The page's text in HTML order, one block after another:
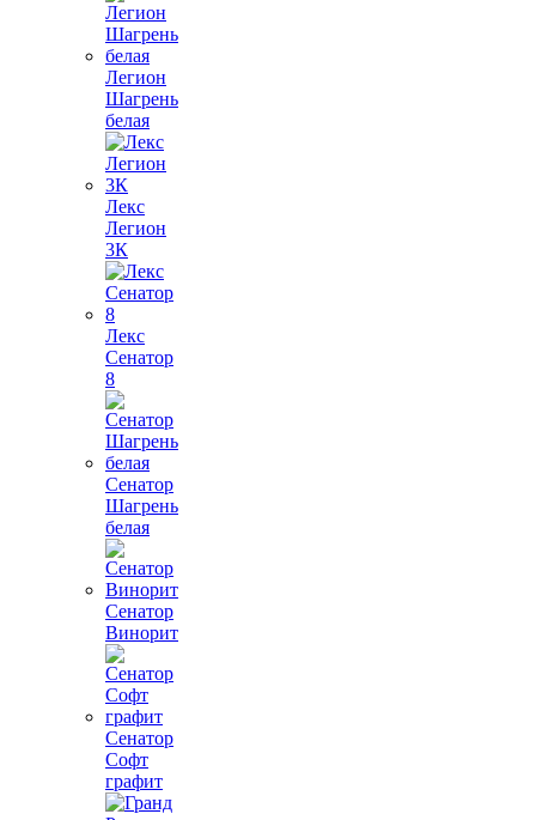
Легион
Шагрень
белая
Лекс
Легион
3К
Лекс
Сенатор
8
Сенатор
Шагрень
белая
Сенатор
Винорит
Сенатор
Софт
графит